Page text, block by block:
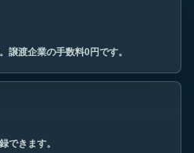
譲渡企業の手数料0円です。
できます。